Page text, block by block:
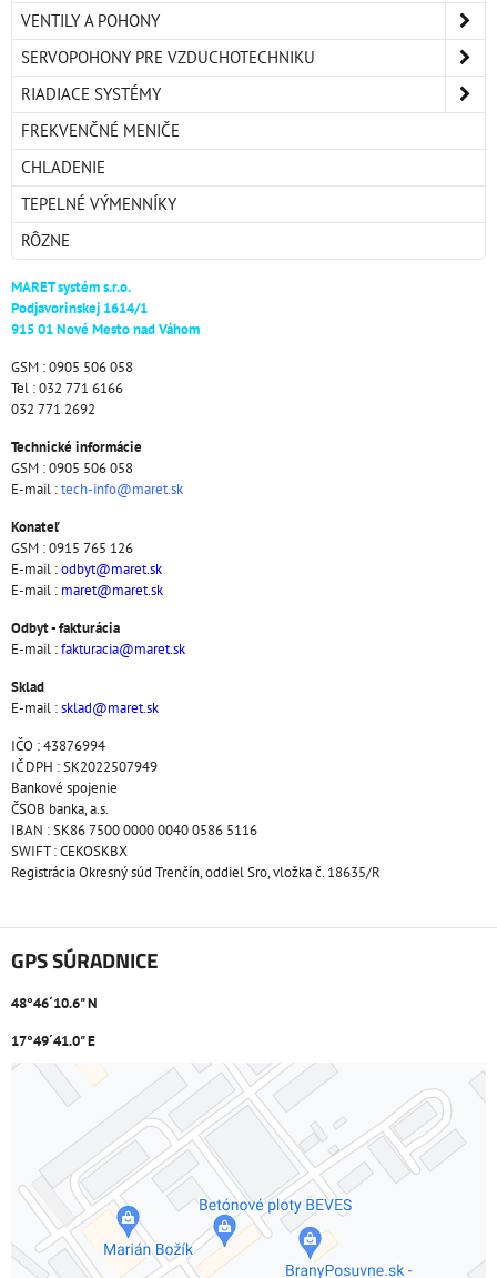
VENTILY A POHONY
SERVOPOHONY PRE VZDUCHOTECHNIKU
RIADIACE SYSTÉMY
FREKVENČNÉ MENIČE
CHLADENIE
TEPELNÉ VÝMENNÍKY
RÔZNE
MARET systém s.r.o.
Podjavorinskej 1614/1
915 01 Nové Mesto nad Váhom
GSM : 0905 506 058
Tel : 032 771 6166
032 771 2692
Technické informácie
GSM : 0905 506 058
E-mail :tech-info@maret.sk
Konateľ
GSM : 0915 765 126
E-mail :odbyt@maret.sk
E-mail : maret@maret.sk
Odbyt - fakturácia
E-mail :fakturacia@maret.sk
Sklad
E-mail :sklad@maret.sk
IČO : 43876994
IČ DPH : SK2022507949
Bankové spojenie
ČSOB banka, a.s.
IBAN : SK86 7500 0000 0040 0586 5116
SWIFT : CEKOSKBX
Registrácia Okresný súd Trenčín, oddiel Sro, vložka č. 18635/R
GPS SÚRADNICE
48°46´10.6" N
17°49´41.0" E
Externý obsah je blokovaný Voľbami súkromia
Prajete si načítať externý obsah?
Povoliť tentokrát